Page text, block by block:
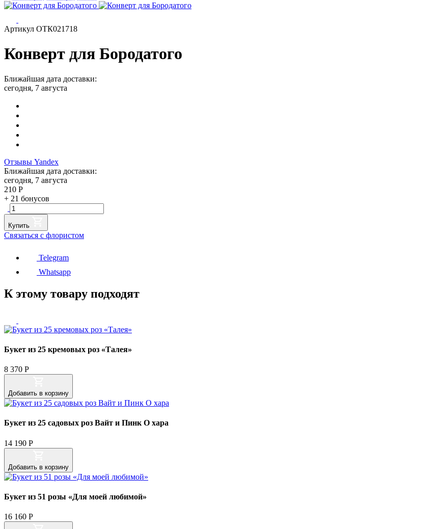
Артикул ОТК021718
Конверт для Бородатого
Ближайшая дата доставки:
сегодня, 7 августа
Отзывы Yandex
Ближайшая дата доставки:
сегодня, 7 августа
210 Р
+ 21 бонусов
Купить
Связаться с флористом
Telegram
Whatsapp
К этому товару подходят
Букет из 25 кремовых роз «Талея»
8 370 Р
Добавить в корзину
Букет из 25 садовых роз Вайт и Пинк О хара
14 190 Р
Добавить в корзину
Букет из 51 розы «Для моей любимой»
16 160 Р